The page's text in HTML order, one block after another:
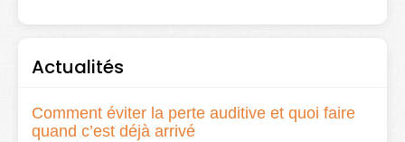
Actualités
Comment éviter la perte auditive et quoi faire
quand c’est déjà arrivé